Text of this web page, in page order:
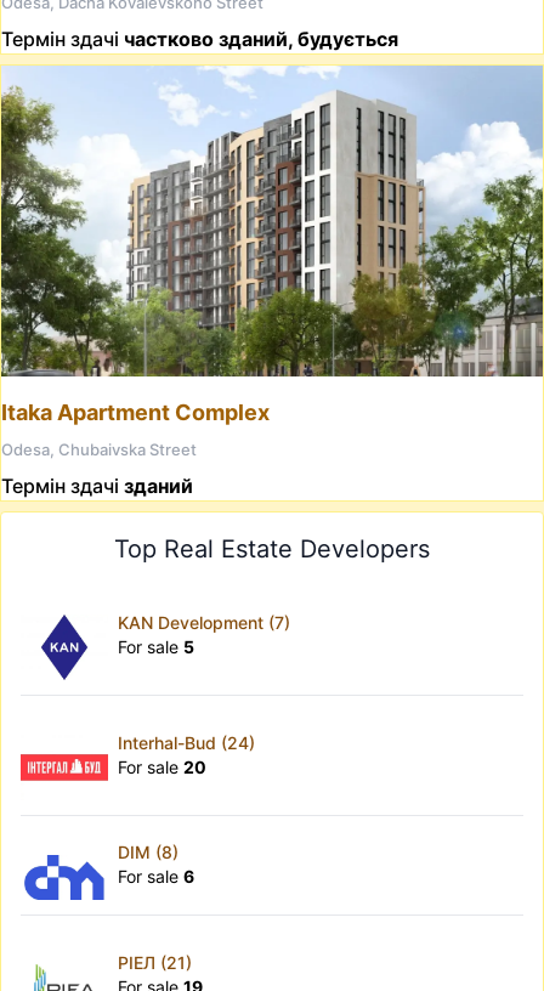
Термін здачі частково зданий, будується
Itaka Apartment Complex
Odesa, Chubaivska Street
Термін здачі зданий
Top Real Estate Developers
KAN Development (7)
For sale 5
Interhal-Bud (24)
For sale 20
DIM (8)
For sale 6
РІЕЛ (21)
For sale 19